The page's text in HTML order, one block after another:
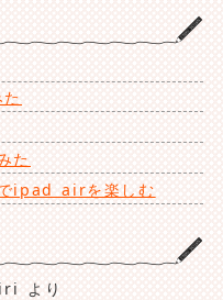
た
ipad airを楽しむ
より